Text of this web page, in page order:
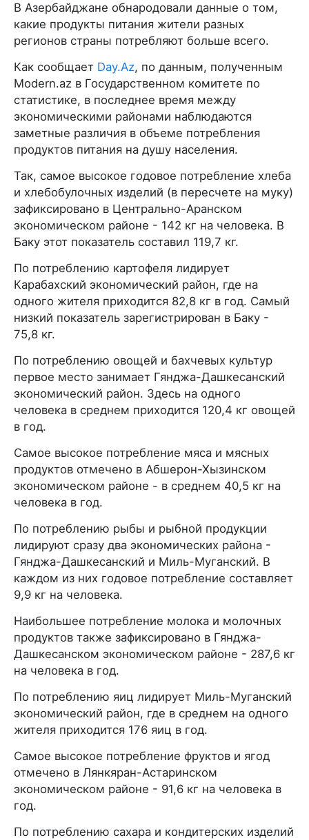
В Азербайджане обнародовали данные о том,
какие продукты питания жители разных
регионов страны потребляют больше всего.
Как сообщает Day.Az, по данным, полученным
Modern.az в Государственном комитете по
статистике, в последнее время между
экономическими районами наблюдаются
заметные различия в объеме потребления
продуктов питания на душу населения.
Так, самое высокое годовое потребление хлеба
и хлебобулочных изделий (в пересчете на муку)
зафиксировано в Центрально-Аранском
экономическом районе - 142 кг на человека. В
Баку этот показатель составил 119,7 кг.
По потреблению картофеля лидирует
Карабахский экономический район, где на
одного жителя приходится 82,8 кг в год. Самый
низкий показатель зарегистрирован в Баку -
75,8 кг.
По потреблению овощей и бахчевых культур
первое место занимает Гянджа-Дашкесанский
экономический район. Здесь на одного
человека в среднем приходится 120,4 кг овощей
в год.
Самое высокое потребление мяса и мясных
продуктов отмечено в Абшерон-Хызинском
экономическом районе - в среднем 40,5 кг на
человека в год.
По потреблению рыбы и рыбной продукции
лидируют сразу два экономических района -
Гянджа-Дашкесанский и Миль-Муганский. В
каждом из них годовое потребление составляет
9,9 кг на человека.
Наибольшее потребление молока и молочных
продуктов также зафиксировано в Гянджа-
Дашкесанском экономическом районе - 287,6 кг
на человека в год.
По потреблению яиц лидирует Миль-Муганский
экономический район, где в среднем на одного
жителя приходится 176 яиц в год.
Самое высокое потребление фруктов и ягод
отмечено в Лянкяран-Астаринском
экономическом районе - 91,6 кг на человека в
год.
По потреблению сахара и кондитерских изделий